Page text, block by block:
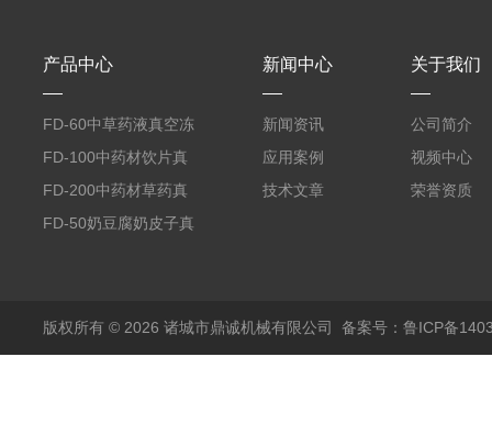
产品中心
FD-60中草药液真空冻
干机
FD-100中药材饮片真
空冻干机
FD-200中药材草药真
空冻干机
FD-50奶豆腐奶皮子真
新闻中心
新闻资讯
应用案例
技术文章
关于我们
公司简介
视频中心
荣誉资质
版权所有 © 2026 诸城市鼎诚机械有限公司 备案号：鲁ICP备